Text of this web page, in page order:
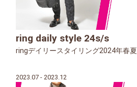
ring daily style 24s/s
ringデイリースタイリング2024年春夏
2023.07 - 2023.12